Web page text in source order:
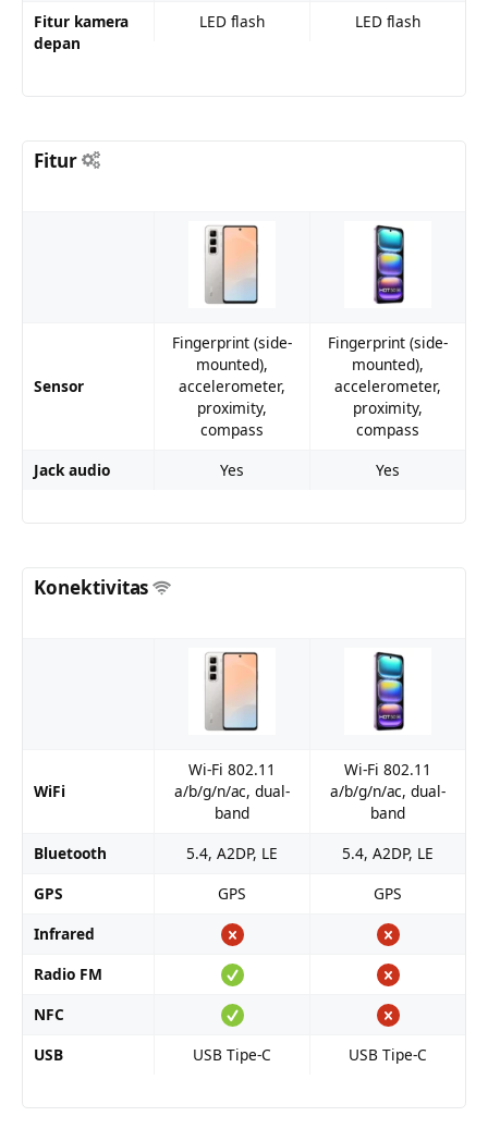
Fitur kamera
depan
LED flash LED flash
Fitur
Sensor
Fingerprint (side-
mounted),
accelerometer,
proximity,
compass
Fingerprint (side-
mounted),
accelerometer,
proximity,
compass
Jack audio
Yes Yes
Konektivitas
WiFi
Wi-Fi 802.11
a/b/g/n/ac, dual-
band
Wi-Fi 802.11
a/b/g/n/ac, dual-
band
Bluetooth
5.4, A2DP, LE
5.4, A2DP, LE
GPS
GPS
GPS
Infrared
Radio FM
NFC
USB
USB Tipe-C USB Tipe-C